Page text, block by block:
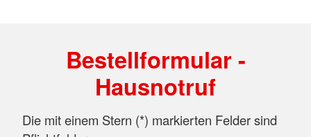
Bestellformular -
Hausnotruf
Die mit einem Stern (*) markierten Felder sind